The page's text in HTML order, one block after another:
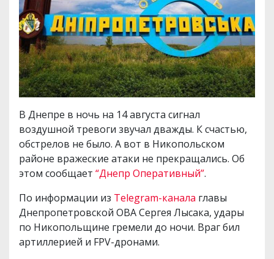
В Днепре в ночь на 14 августа сигнал
воздушной тревоги звучал дважды. К счастью,
обстрелов не было. А вот в Никопольском
районе вражеские атаки не прекращались. Об
этом сообщает “Днепр Оперативный”.
По информации из Telegram-канала главы
Днепропетровской ОВА Сергея Лысака, удары
по Никопольщине гремели до ночи. Враг бил
артиллерией и FPV-дронами.